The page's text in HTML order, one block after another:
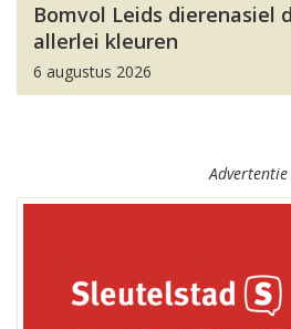
Bomvol Leids dierenasiel
allerlei kleuren
6 augustus 2026
Advertentie